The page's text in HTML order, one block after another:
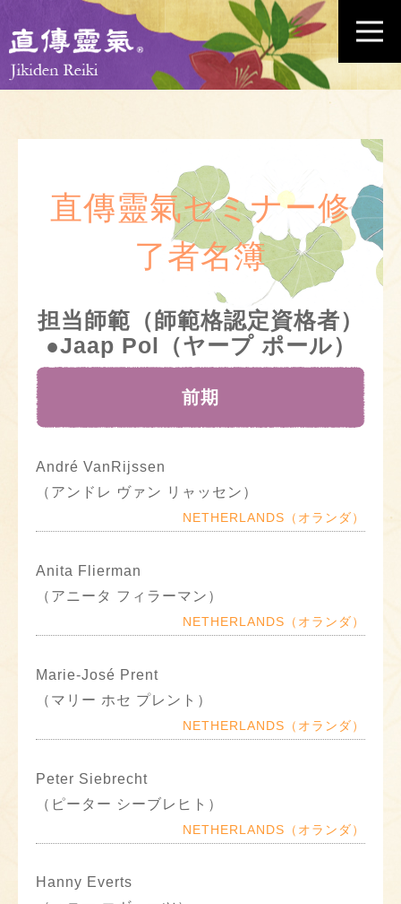
直傳靈氣セミナー修
了者名簿
担当師範（師範格認定資格者）
●Jaap Pol（ヤープ ポール）
前期
André VanRijssen
（アンドレ ヴァン リャッセン）
NETHERLANDS（オランダ）
Anita Flierman
（アニータ フィラーマン）
NETHERLANDS（オランダ）
Marie-José Prent
（マリー ホセ プレント）
NETHERLANDS（オランダ）
Peter Siebrecht
（ピーター シーブレヒト）
NETHERLANDS（オランダ）
Hanny Everts